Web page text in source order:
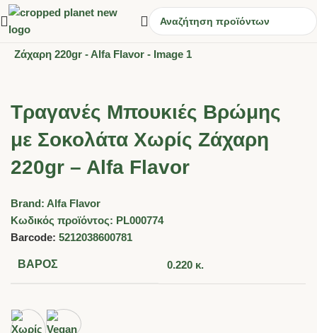
Τραγανές Μπουκιές Βρώμης
με Σοκολάτα Χωρίς Ζάχαρη
220gr – Alfa Flavor
Brand: Alfa Flavor
Κωδικός προϊόντος: PL000774
Barcode: 5212038600781
ΒΆΡΟΣ 0.220 κ.